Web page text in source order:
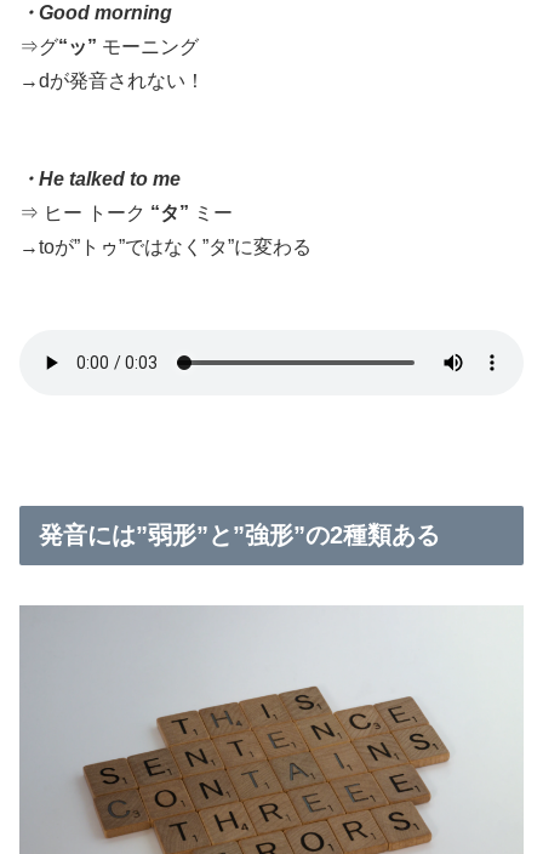
・Good morning
⇒グ“ッ” モーニング
→dが発音されない！
・He talked to me
⇒ ヒー トーク “タ” ミー
→toが”トゥ”ではなく”タ”に変わる
発音には”弱形”と”強形”の2種類ある